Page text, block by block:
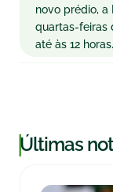
novo prédio, a
quartas-feiras
até às 12 horas.
|Últimas